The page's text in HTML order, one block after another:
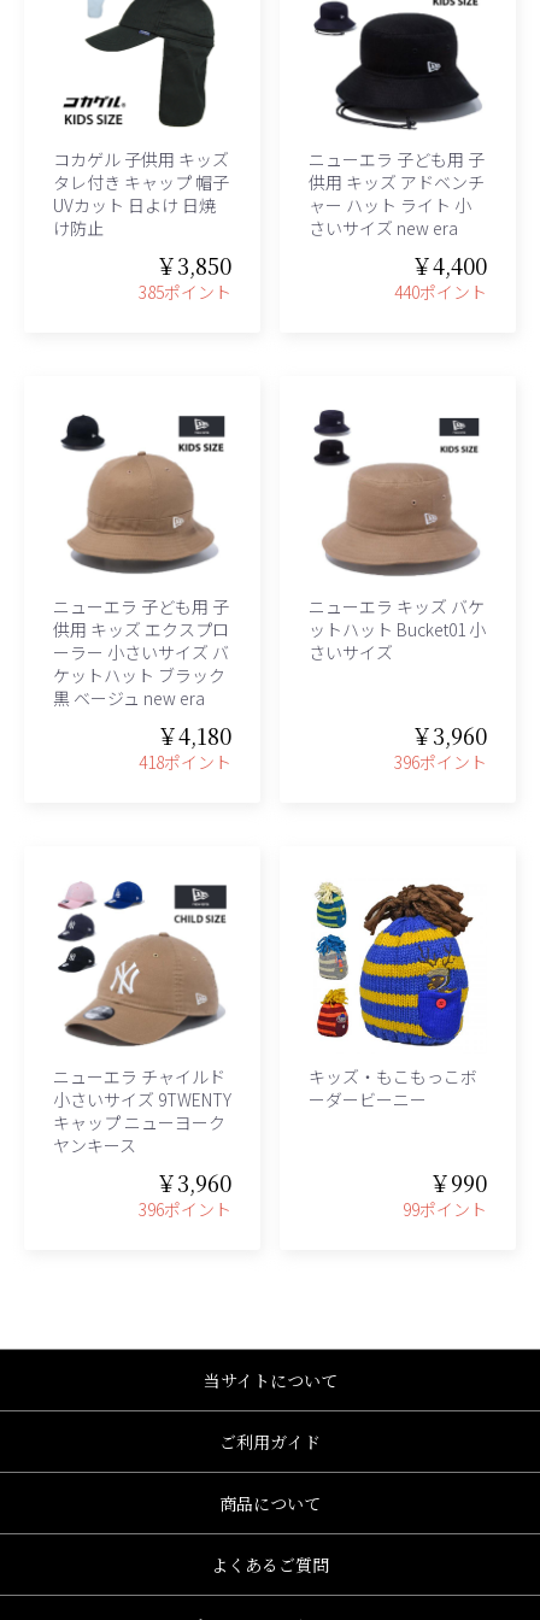
コカゲル 子供用 キッズ
タレ付き キャップ 帽子
UVカット 日よけ 日焼
け防止
￥3,850
385ポイント
ニューエラ 子ども用 子
供用 キッズ アドベンチ
ャー ハット ライト 小
さいサイズ new era
￥4,400
440ポイント
ニューエラ 子ども用 子
供用 キッズ エクスプロ
ーラー 小さいサイズ バ
ケットハット ブラック
黒 ベージュ new era
￥4,180
418ポイント
ニューエラ キッズ バケ
ットハット Bucket01 小
さいサイズ
￥3,960
396ポイント
ニューエラ チャイルド
小さいサイズ 9TWENTY
キャップ ニューヨーク
ヤンキース
￥3,960
396ポイント
キッズ・もこもっこボ
ーダービーニー
￥990
99ポイント
当サイトについて
ご利用ガイド
商品について
よくあるご質問